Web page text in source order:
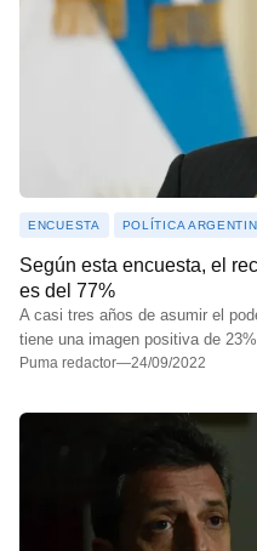
ENCUESTA POLÍTICA
Según esta encuesta, el
es del 77%
A casi tres años de asumir el
tiene una imagen positiva de
Puma redactor—24/09/2022